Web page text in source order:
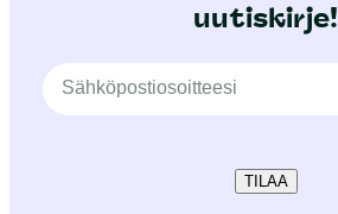
uutiskirje!
TILAA